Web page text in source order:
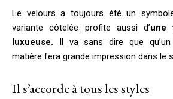
Le velours a toujours été un
variante côtelée profite aussi d’une
luxueuse. Il va sans dire que
matière fera grande impression dans le
Il s’accorde à tous les styles